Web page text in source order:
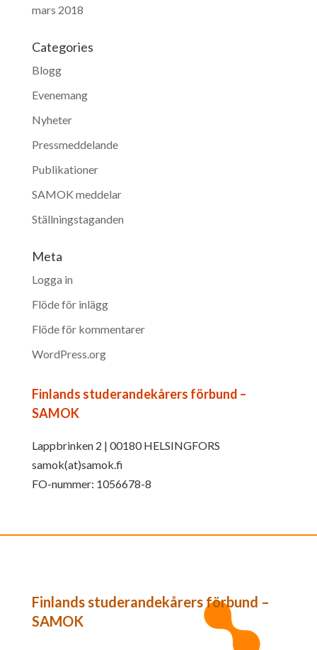
mars 2018
Categories
Blogg
Evenemang
Nyheter
Pressmeddelande
Publikationer
SAMOK meddelar
Ställningstaganden
Meta
Logga in
Flöde för inlägg
Flöde för kommentarer
WordPress.org
Finlands studerandekårers förbund –
SAMOK
Lappbrinken 2 | 00180 HELSINGFORS
samok(at)samok.fi
FO-nummer: 1056678-8
Finlands studerandekårers förbund –
SAMOK